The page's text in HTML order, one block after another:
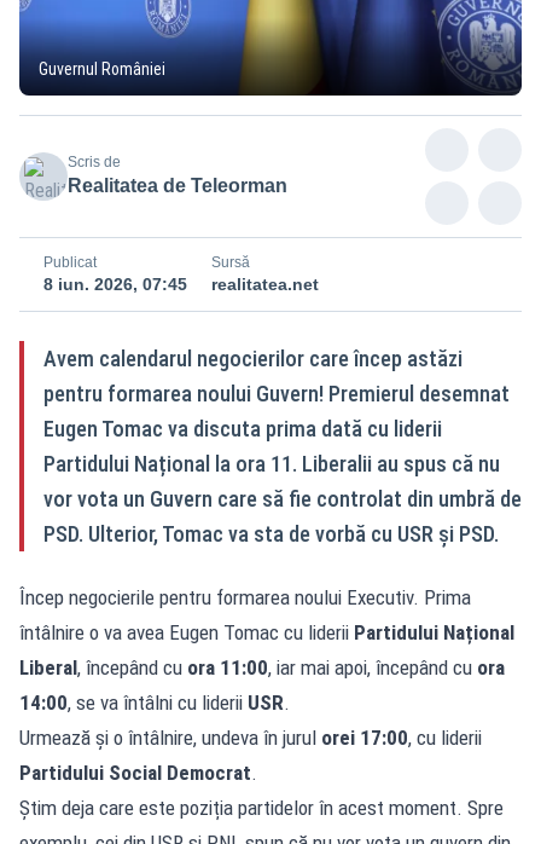
Guvernul României
Scris de
Realitatea de Teleorman
Publicat
8 iun. 2026, 07:45
Sursă
realitatea.net
Avem calendarul negocierilor care încep astăzi
pentru formarea noului Guvern! Premierul desemnat
Eugen Tomac va discuta prima dată cu liderii
Partidului Național la ora 11. Liberalii au spus că nu
vor vota un Guvern care să fie controlat din umbră de
PSD. Ulterior, Tomac va sta de vorbă cu USR și PSD.
Încep negocierile pentru formarea noului Executiv. Prima
întâlnire o va avea Eugen Tomac cu liderii Partidului Național
Liberal, începând cu ora 11:00, iar mai apoi, începând cu ora
14:00, se va întâlni cu liderii USR.
Urmează și o întâlnire, undeva în jurul orei 17:00, cu liderii
Partidului Social Democrat.
Știm deja care este poziția partidelor în acest moment. Spre